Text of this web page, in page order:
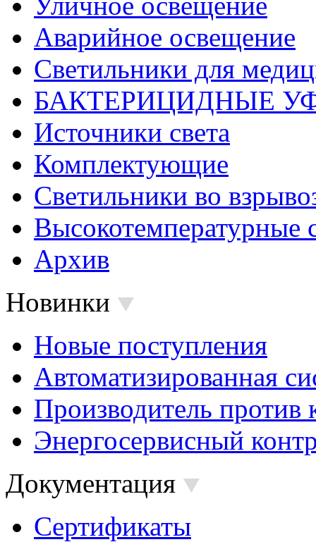
Аварийное освещение
Светильники для
БАКТЕРИЦИДНЫЕ
Источники света
Комплектующие
Светильники во
Высокотемпературные
Архив
Новинки
Новые поступления
Автоматизированная
Производитель против
Энергосервисный
Документация
Сертификаты